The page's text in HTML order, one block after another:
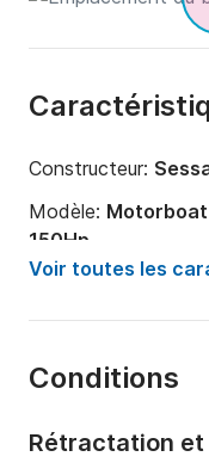
Constructeur:
Modèle: Motorboat
150Hp
Puissance moteur:
Longueur:7m
Année:2014
Nombre de
Voir toutes les
Conditions
Rétractation